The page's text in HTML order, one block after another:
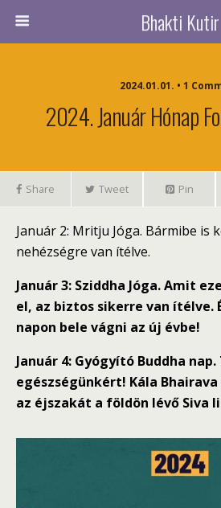
Bhakti Kutir
2024.01.01. • 1
2024. Január Hónap
Share Tweet Pin
Január 2: Mritju Jóga. Bármibe is
nehézségre van ítélve.
Január 3: Sziddha Jóga. Amit
el, az biztos sikerre van ítélve.
napon bele vágni az új évbe!
Január 4: Gyógyító Buddha
egészségünkért! Kála
az éjszakát a földön lévő Siva